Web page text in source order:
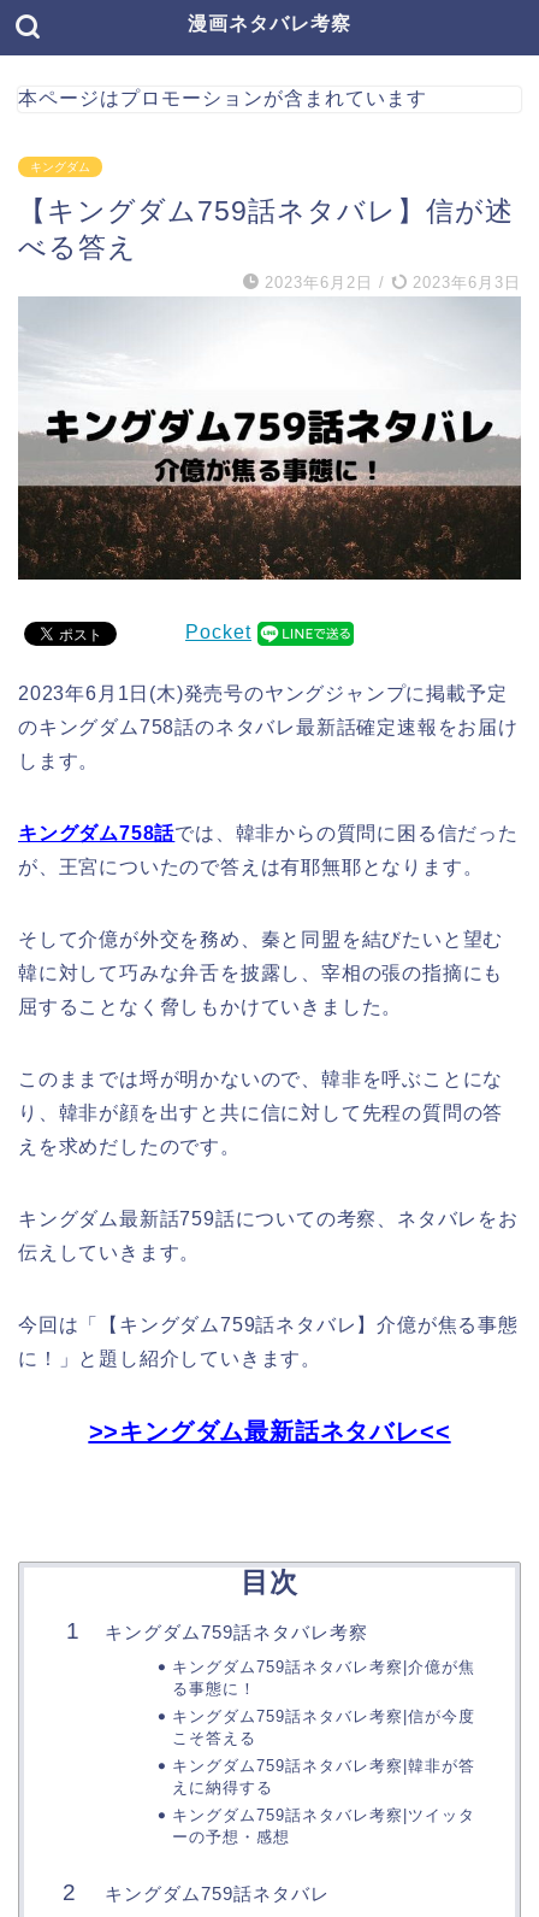
漫画ネタバレ考察
本ページはプロモーションが含まれています
キングダム
【キングダム759話ネタバレ】信が述
べる答え
2023年6月2日 / 2023年6月3日
Pocket
2023年6月1日(木)発売号のヤングジャンプに掲載予定
のキングダム758話のネタバレ最新話確定速報をお届け
します。
キングダム758話では、韓非からの質問に困る信だった
が、王宮についたので答えは有耶無耶となります。
そして介億が外交を務め、秦と同盟を結びたいと望む
韓に対して巧みな弁舌を披露し、宰相の張の指摘にも
屈することなく脅しもかけていきました。
このままでは埒が明かないので、韓非を呼ぶことにな
り、韓非が顔を出すと共に信に対して先程の質問の答
えを求めだしたのです。
キングダム最新話759話についての考察、ネタバレをお
伝えしていきます。
今回は「【キングダム759話ネタバレ】介億が焦る事態
に！」と題し紹介していきます。
>>キングダム最新話ネタバレ<<
目次
キングダム759話ネタバレ考察
キングダム759話ネタバレ考察|介億が焦
る事態に！
キングダム759話ネタバレ考察|信が今度
こそ答える
キングダム759話ネタバレ考察|韓非が答
えに納得する
キングダム759話ネタバレ考察|ツイッタ
ーの予想・感想
キングダム759話ネタバレ